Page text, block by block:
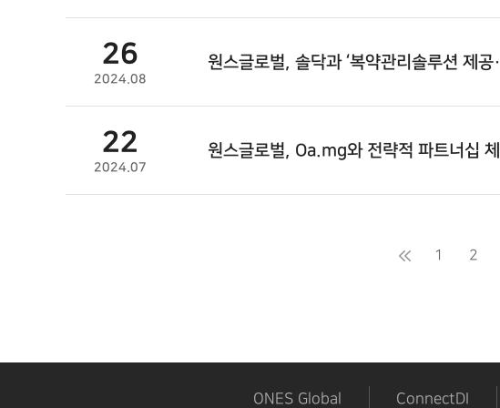
26
2024.08
원스글로벌, 솔닥과 ‘복약관리솔루션 제공
22
2024.07
원스글로벌, Oa.mg와 전략적 파트너십
1 2
ONES Global ConnectDI